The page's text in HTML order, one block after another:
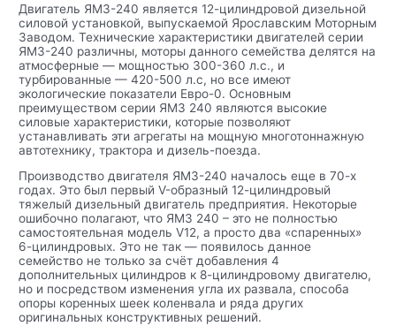
Двигатель ЯМЗ-240 является 12-цилиндровой дизельной
силовой установкой, выпускаемой Ярославским Моторным
Заводом. Технические характеристики двигателей серии
ЯМЗ-240 различны, моторы данного семейства делятся на
атмосферные — мощностью 300-360 л.с., и
турбированные — 420-500 л.с, но все имеют
экологические показатели Евро-0. Основным
преимуществом серии ЯМЗ 240 являются высокие
силовые характеристики, которые позволяют
устанавливать эти агрегаты на мощную многотоннажную
автотехнику, трактора и дизель-поезда.
Производство двигателя ЯМЗ-240 началось еще в 70-х
годах. Это был первый V-образный 12-цилиндровый
тяжелый дизельный двигатель предприятия. Некоторые
ошибочно полагают, что ЯМЗ 240 – это не полностью
самостоятельная модель V12, а просто два «спаренных»
6-цилиндровых. Это не так — появилось данное
семейство не только за счёт добавления 4
дополнительных цилиндров к 8-цилиндровому двигателю,
но и посредством изменения угла их развала, способа
опоры коренных шеек коленвала и ряда других
оригинальных конструктивных решений.